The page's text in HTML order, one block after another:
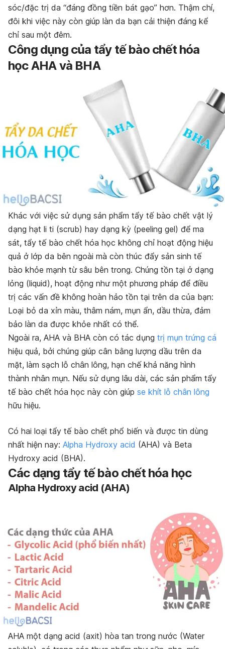
sóc/đặc trị da “đáng đồng tiền bát gạo” hơn. Thậm chí,
đôi khi việc này còn giúp làn da bạn cải thiện đáng kể
chỉ sau một đêm.
Công dụng của tẩy tế bào chết hóa
học AHA và BHA
Khác với việc sử dụng sản phẩm tẩy tế bào chết vật lý
dạng hạt li ti (scrub) hay dạng kỳ (peeling gel) để ma
sát, tẩy tế bào chết hóa học không chỉ hoạt động hiệu
quả ở lớp da bên ngoài mà còn thúc đẩy sản sinh tế
bào khỏe mạnh từ sâu bên trong. Chúng tồn tại ở dạng
lỏng (liquid), hoạt động như một phương pháp để điều
trị các vấn đề không hoàn hảo tồn tại trên da của bạn:
Loại bỏ da xỉn màu, thâm nám, mụn ẩn, dầu thừa, đảm
bảo làn da được khỏe nhất có thể.
Ngoài ra, AHA và BHA còn có tác dụng trị mụn trứng cá
hiệu quả, bởi chúng giúp cân bằng lượng dầu trên da
mặt, làm sạch lỗ chân lông, hạn chế khả năng hình
thành nhân mụn. Nếu sử dụng lâu dài, các sản phẩm tẩy
tế bào chết hóa học này còn giúp se khít lỗ chân lông
hữu hiệu.
Có hai loại tẩy tế bào chết phổ biến và được tin dùng
nhất hiện nay: Alpha Hydroxy acid (AHA) và Beta
Hydroxy acid (BHA).
Các dạng tẩy tế bào chết hóa học
Alpha Hydroxy acid (AHA)
AHA một dạng acid (axit) hòa tan trong nước (Water